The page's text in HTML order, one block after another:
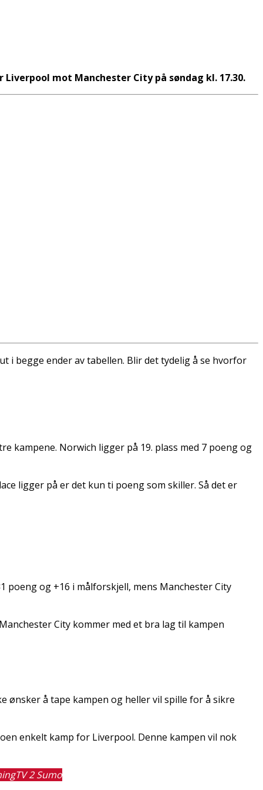
mot Manchester City på søndag kl. 17.30.
i begge ender av tabellen. Blir det tydelig å se hvorfor
kampene. Norwich ligger på 19. plass med 7 poeng og
ligger på er det kun ti poeng som skiller. Så det er
poeng og +16 i målforskjell, mens Manchester City
City kommer med et bra lag til kampen
ønsker å tape kampen og heller vil spille for å sikre
enkelt kamp for Liverpool. Denne kampen vil nok
TV 2 Sumo